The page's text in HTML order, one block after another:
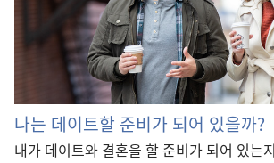
나는 데이트할 준비가 되어 있을까?
내가 데이트와 결혼을 할 준비가 되어 있는